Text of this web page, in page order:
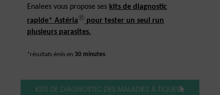
Enalees vous propose ses kits de diagnostic
rapide* Astéria® pour tester un seul run
plusieurs parasites.
*résultats émis en 30 minutes.
KITS DE DIAGNOSTIC DES MALADIES À TIQUES